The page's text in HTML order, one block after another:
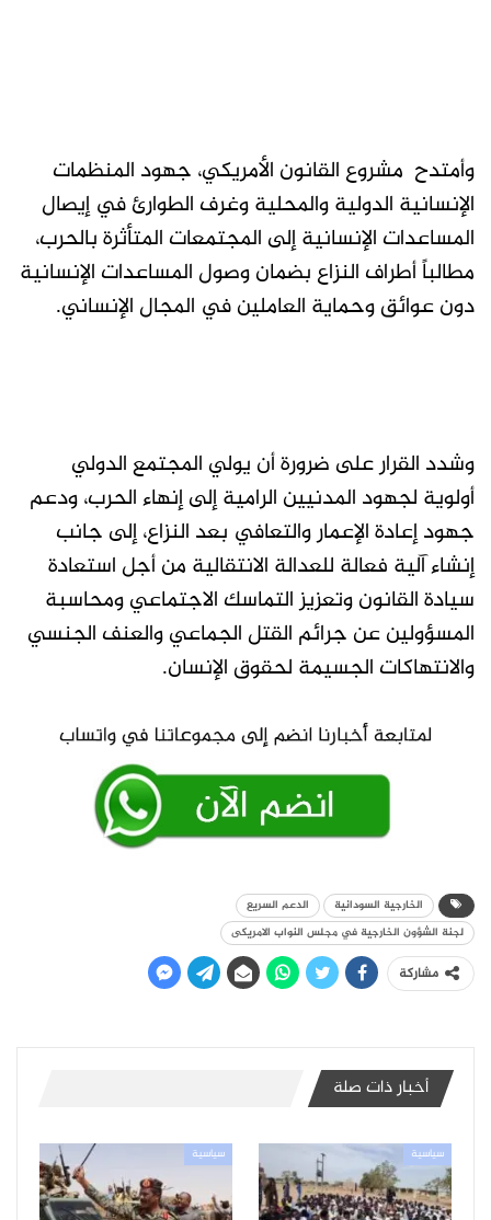
وأمتدح مشروع القانون الأمريكي، جهود المنظمات
الإنسانية الدولية والمحلية وغرف الطوارئ في إيصال
المساعدات الإنسانية إلى المجتمعات المتأثرة بالحرب،
مطالباً أطراف النزاع بضمان وصول المساعدات الإنسانية
دون عوائق وحماية العاملين في المجال الإنساني.
وشدد القرار على ضرورة أن يولي المجتمع الدولي
أولوية لجهود المدنيين الرامية إلى إنهاء الحرب، ودعم
جهود إعادة الإعمار والتعافي بعد النزاع، إلى جانب
إنشاء آلية فعالة للعدالة الانتقالية من أجل استعادة
سيادة القانون وتعزيز التماسك الاجتماعي ومحاسبة
المسؤولين عن جرائم القتل الجماعي والعنف الجنسي
والانتهاكات الجسيمة لحقوق الإنسان.
الخارجية السودانية
الدعم السريع
لجنة الشؤون الخارجية في مجلس النواب الامريكى
مشاركة
أخبار ذات صلة
سياسية سياسية